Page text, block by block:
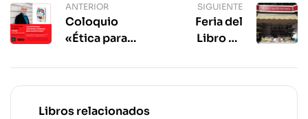
ANTERIOR
Coloquio
«Ética para
SIGUIENTE
Feria del
Libro de
Libros relacionados